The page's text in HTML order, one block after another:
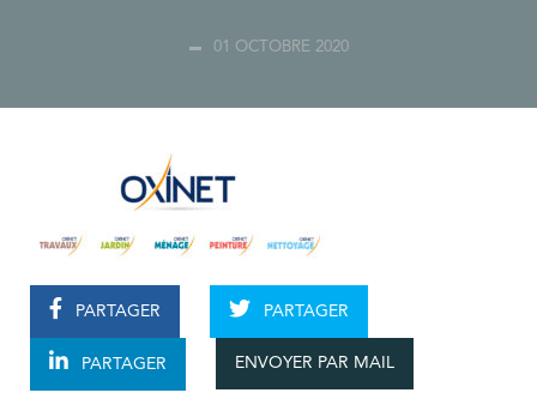
01 OCTOBRE 2020
PARTAGER PARTAGER
PARTAGER ENVOYER PAR MAIL